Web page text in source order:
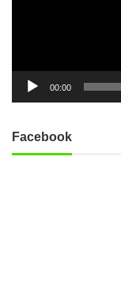
00:00
Facebook